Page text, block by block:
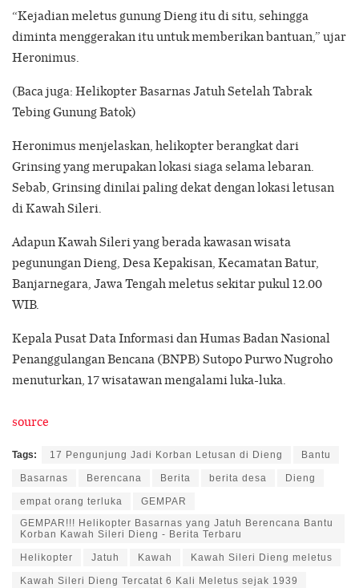
“Kejadian meletus gunung Dieng itu di situ, sehingga
diminta menggerakan itu untuk memberikan bantuan,” ujar
Heronimus.
(Baca juga: Helikopter Basarnas Jatuh Setelah Tabrak
Tebing Gunung Batok)
Heronimus menjelaskan, helikopter berangkat dari
Grinsing yang merupakan lokasi siaga selama lebaran.
Sebab, Grinsing dinilai paling dekat dengan lokasi letusan
di Kawah Sileri.
Adapun Kawah Sileri yang berada kawasan wisata
pegunungan Dieng, Desa Kepakisan, Kecamatan Batur,
Banjarnegara, Jawa Tengah meletus sekitar pukul 12.00
WIB.
Kepala Pusat Data Informasi dan Humas Badan Nasional
Penanggulangan Bencana (BNPB) Sutopo Purwo Nugroho
menuturkan, 17 wisatawan mengalami luka-luka.
source
Tags: 17 Pengunjung Jadi Korban Letusan di Dieng Bantu
Basarnas Berencana Berita berita desa Dieng
empat orang terluka
GEMPAR
GEMPAR!!! Helikopter Basarnas yang Jatuh Berencana Bantu
Korban Kawah Sileri Dieng - Berita Terbaru
Helikopter Jatuh Kawah Kawah Sileri Dieng meletus
Kawah Sileri Dieng Tercatat 6 Kali Meletus sejak 1939